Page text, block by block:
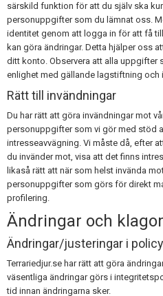
särskild funktion för att du själv ska
personuppgifter som du lämnat oss.
identitet genom att logga in för att få
kan göra ändringar. Detta hjälper oss
ditt konto. Observera att alla uppgifter
enlighet med gällande lagstiftning och
Rätt till invändningar
Du har rätt att göra invändningar mot
personuppgifter som vi gör med stöd
intresseavvägning. Vi måste då, efter
du invänder mot, visa att det finns
likaså rätt att när som helst invända
personuppgifter som görs för direkt
profilering.
Ändringar och
Ändringar/justeringar i
Terrariedjur.se har rätt att göra
väsentliga ändringar görs i
tid innan ändringarna sker.